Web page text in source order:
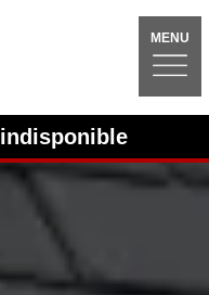
MENU
indisponible